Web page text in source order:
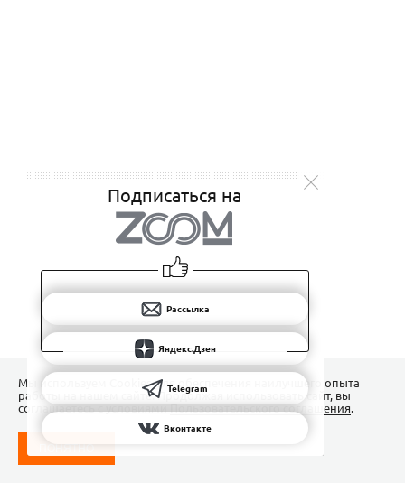
Подписаться на
Рассылка
Яндекс.Дзен
Telegram
Вконтакте
Мы используем Сookies для обеспечения наилучшего опыта
работы на нашем сайте. Продолжая использовать сайт, вы
соглашаетесь с условиямиПользовательского соглашения.
ПОНЯТНО